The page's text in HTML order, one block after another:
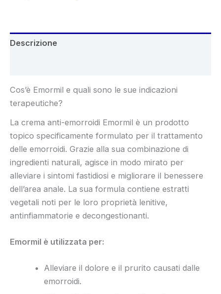
Descrizione
Cos’è Emormil e quali sono le sue indicazioni
terapeutiche?
La crema anti-emorroidi Emormil è un prodotto
topico specificamente formulato per il trattamento
delle emorroidi. Grazie alla sua combinazione di
ingredienti naturali, agisce in modo mirato per
alleviare i sintomi fastidiosi e migliorare il benessere
dell’area anale. La sua formula contiene estratti
vegetali noti per le loro proprietà lenitive,
antinfiammatorie e decongestionanti.
Emormil è utilizzata per:
Alleviare il dolore e il prurito causati dalle
emorroidi.